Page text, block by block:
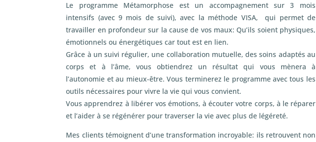
Le programme Métamorphose est un accompagnement sur 3 mois
intensifs (avec 9 mois de suivi), avec la méthode VISA, qui permet de
travailler en profondeur sur la cause de vos maux: Qu’ils soient physiques,
émotionnels ou énergétiques car tout est en lien.
Grâce à un suivi régulier, une collaboration mutuelle, des soins adaptés au
corps et à l’âme, vous obtiendrez un résultat qui vous mènera à
l’autonomie et au mieux-être. Vous terminerez le programme avec tous les
outils nécessaires pour vivre la vie qui vous convient.
Vous apprendrez à libérer vos émotions, à écouter votre corps, à le réparer
et l’aider à se régénérer pour traverser la vie avec plus de légéreté.
Mes clients témoignent d’une transformation incroyable: ils retrouvent non